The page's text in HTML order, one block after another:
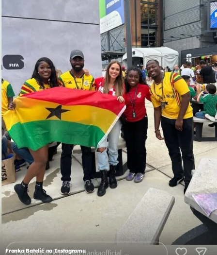
Franka Batelić na Instagramu